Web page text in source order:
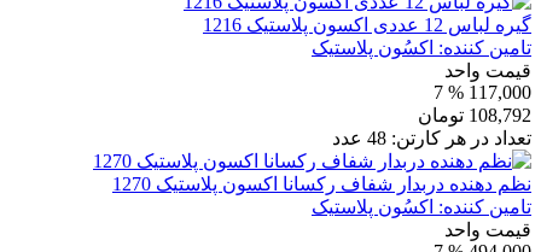
گیره لباس 12 عددی اکسون پلاستیک 1216
تامین کننده: اکسُون پلاستیک
قیمت واحد
117,000
% 7
108,792 تومان
تعداد در هر کارتن: 48 عدد
نظم دهنده دربدار شفاف رکسانا اکسون پلاستیک 1270
تامین کننده: اکسُون پلاستیک
قیمت واحد